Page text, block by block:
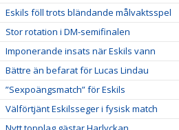
Eskils föll trots bländande målvaktsspel
Stor rotation i DM-semifinalen
Imponerande insats när Eskils vann
Bättre än befarat för Lucas Lindau
”Sexpoängsmatch” för Eskils
Välförtjänt Eskilsseger i fysisk match